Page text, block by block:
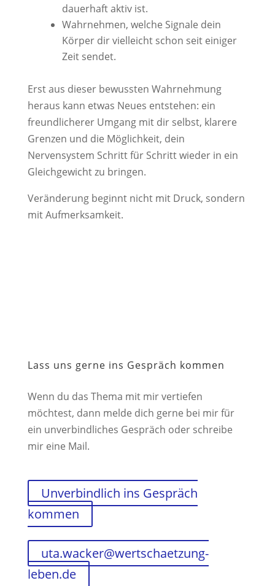
dauerhaft aktiv ist.
Wahrnehmen, welche Signale dein
Körper dir vielleicht schon seit einiger
Zeit sendet.
Erst aus dieser bewussten Wahrnehmung
heraus kann etwas Neues entstehen: ein
freundlicherer Umgang mit dir selbst, klarere
Grenzen und die Möglichkeit, dein
Nervensystem Schritt für Schritt wieder in ein
Gleichgewicht zu bringen.
Veränderung beginnt nicht mit Druck, sondern
mit Aufmerksamkeit.
Lass uns gerne ins Gespräch kommen
Wenn du das Thema mit mir vertiefen
möchtest, dann melde dich gerne bei mir für
ein unverbindliches Gespräch oder schreibe
mir eine Mail.
Unverbindlich ins Gespräch
kommen
uta.wacker@wertschaetzung-
leben.de